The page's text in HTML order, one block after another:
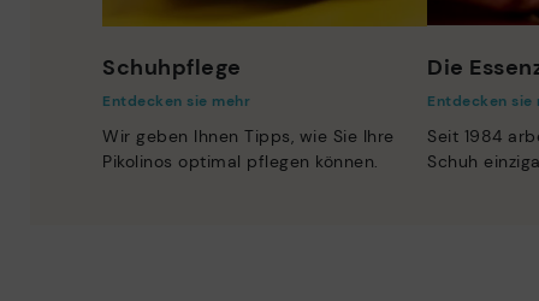
Schuhpflege
Entdecken sie mehr
Wir geben Ihnen Tipps, wie Sie Ihre
Pikolinos optimal pflegen können.
Die
Entdecken sie
Seit 1984
Schuh